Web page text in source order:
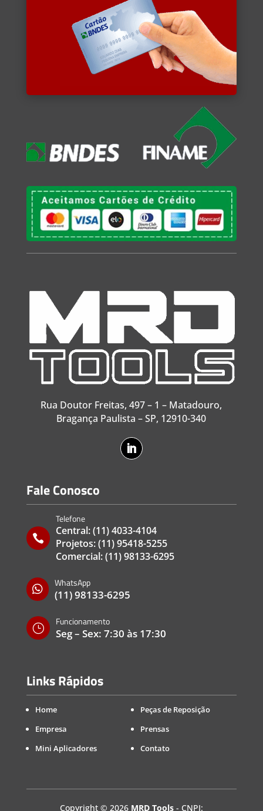
Rua Doutor Freitas, 497 – 1 – Matadouro,
Bragança Paulista – SP, 12910-340
Fale Conosco

Telefone
Central:(11) 4033-4104
Projetos:(11) 95418-5255
Comercial:(11) 98133-6295

WhatsApp
(11) 98133-6295
}
Funcionamento
Seg – Sex: 7:30 às 17:30
Links Rápidos
Home
Empresa
Mini Aplicadores
Peças de Reposição
Prensas
Contato
Copyright © 2026 MRD Tools- CNPJ: